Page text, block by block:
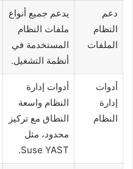
دعم
النظام
الملفات
يدعم جميع أنواع
ملفات النظام
المستخدمة في
أنظمة التشغيل.
أدوات
إدارة
النظام
أدوات إدارة
النظام واسعة
النطاق مع تركيز
محدود، مثل
Suse YAST.